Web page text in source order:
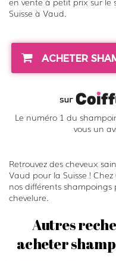
Suisse à Vaud.
ACHETER
Le numéro 1 du
vous un
Retrouvez des cheveux
Vaud pour la Suisse !
nos différents
chevelure.
Autres
acheter